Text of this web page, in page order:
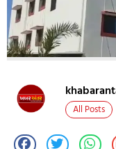
All Posts